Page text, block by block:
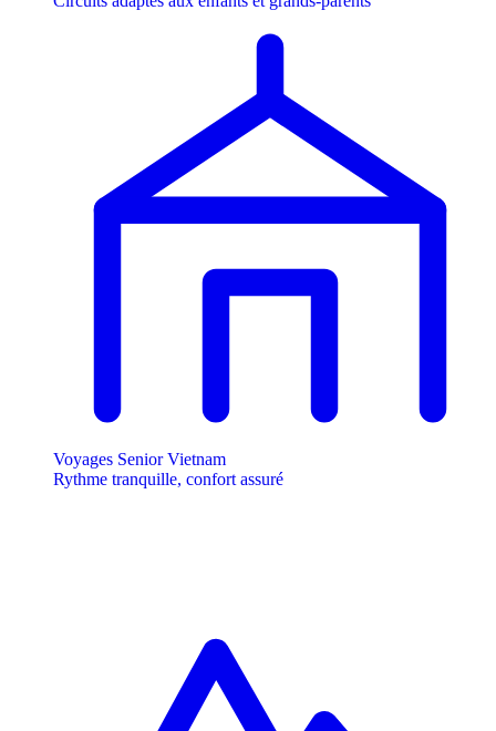
Voyages Senior Vietnam
Rythme tranquille, confort assuré